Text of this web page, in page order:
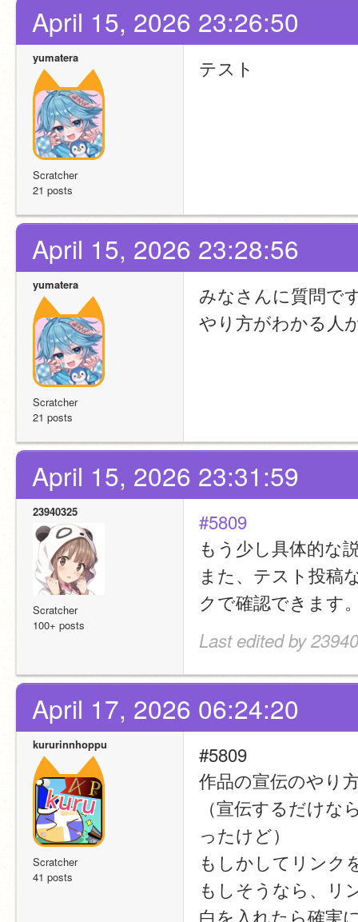
April 15, 2026 23:26:50
yumatera
Scratcher
21 posts
テスト
April 15, 2026 23:28:56
yumatera
Scratcher
21 posts
みなさんに質問で
やり方がわかる人
April 15, 2026 23:31:59
23940325
Scratcher
100+ posts
#5809
もう少し具体的な
また、テスト投稿
クで確認できます
Last edited by
April 17, 2026 06:24:20
kururinnhoppu
Scratcher
41 posts
#5809
作品の宣伝のやり
（宣伝するだけ
ったけど）
もしかしてリンク
もしそうなら、リ
白を入れたら確実